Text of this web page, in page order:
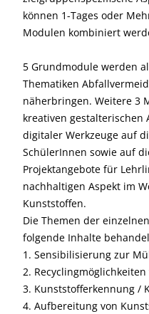
können 1-Tages oder
Modulen kombiniert
5 Grundmodule werden
Thematiken
näherbringen. Weitere 3
kreativen
digitaler Werkzeuge auf
SchülerInnen sowie auf
Projektangebote für
nachhaltigen Aspekt im
Kunststoffen.
Die Themen der
folgende Inhalte
1. Sensibilisierung zur
2.
3. Kunststofferkennung /
4. Aufbereitung von